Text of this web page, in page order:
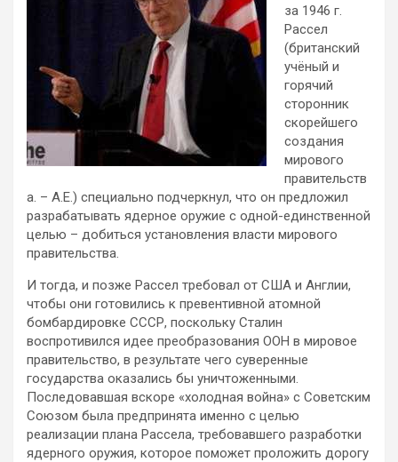
за 1946 г.
Рассел
(британский
учёный и
горячий
сторонник
скорейшего
создания
мирового
правительств
а. – А.Е.) специально подчеркнул, что он предложил
разрабатывать ядерное оружие с одной-единственной
целью – добиться установления власти мирового
правительства.
И тогда, и позже Рассел требовал от США и Англии,
чтобы они готовились к превентивной атомной
бомбардировке СССР, поскольку Сталин
воспротивился идее преобразования ООН в мировое
правительство, в результате чего суверенные
государства оказались бы уничтоженными.
Последовавшая вскоре «холодная война» с Советским
Союзом была предпринята именно с целью
реализации плана Рассела, требовавшего разработки
ядерного оружия, которое поможет проложить дорогу